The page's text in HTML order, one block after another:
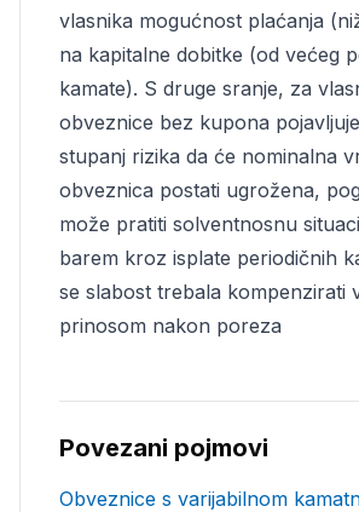
vlasnika mogućnost plaćanja
na kapitalne dobitke (od većeg
kamate). S druge sranje, za
obveznice bez kupona
stupanj rizika da će nominalna
obveznica postati ugrožena,
može pratiti solventnosnu
barem kroz isplate periodičnih
se slabost trebala kompenzirati
prinosom nakon poreza
Povezani pojmovi
Obveznice s varijabilnom